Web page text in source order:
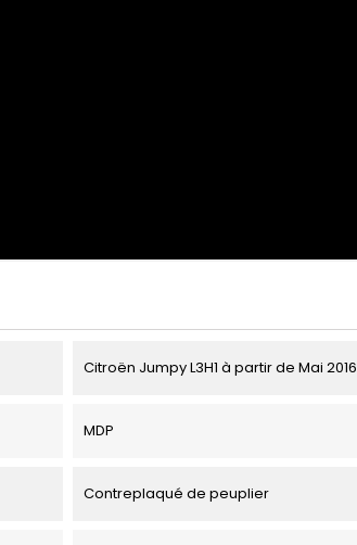
Citroën Jumpy L3H1 à partir de Mai 2016
MDP
Contreplaqué de peuplier